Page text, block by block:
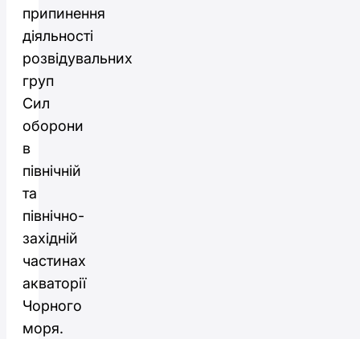
припинення
діяльності
розвідувальних
груп
Сил
оборони
в
північній
та
північно-
західній
частинах
акваторії
Чорного
моря.